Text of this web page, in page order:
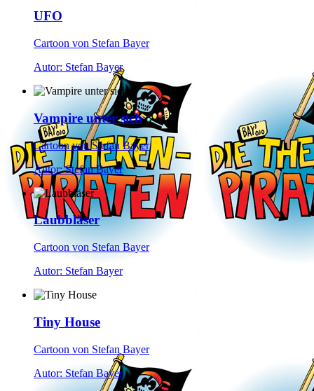
UFO
Cartoon von Stefan Bayer
Autor: Stefan Bayer
Vampire unter sich
Cartoon von Stefan Bayer
Autor: Stefan Bayer
Laubbläser
Cartoon von Stefan Bayer
Autor: Stefan Bayer
Tiny House
Cartoon von Stefan Bayer
Autor: Stefan Bayer